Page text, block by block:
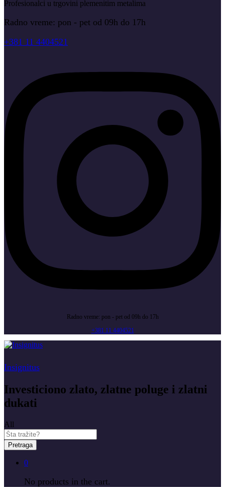
Profesionalci u trgovini plemenitim metalima
Radno vreme: pon - pet od 09h do 17h
+381 11 4404521
Radno vreme: pon - pet od 09h do 17h
+381 11 4404521
Insignitus
Investiciono zlato, zlatne poluge i zlatni
dukati
All
Pretraga
0
No products in the cart.